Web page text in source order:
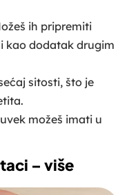
ih pripremiti
kao dodatak drugim
sitosti, što je
možeš imati u
– više